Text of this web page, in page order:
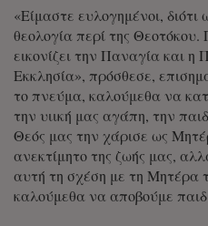
«Είμαστε ευλογημένοι,
θεολογία περί της Θεοτόκου.
εικονίζει την Παναγία και η
Εκκλησία», πρόσθεσε,
το πνεύμα, καλούμεθα να
την υιική μας αγάπη, την
Θεός μας την χάρισε ως
ανεκτίμητο της ζωής μας,
αυτή τη σχέση με τη
καλούμεθα να αποβούμε